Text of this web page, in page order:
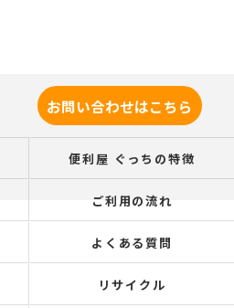
お問い合わせはこちら
便利屋 ぐっちの特徴
ご利用の流れ
よくある質問
リサイクル